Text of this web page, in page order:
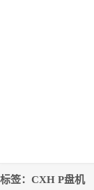
标签：CXH P盘机